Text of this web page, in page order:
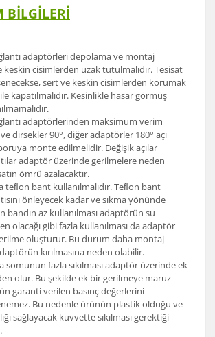
BİLGİLERİ
adaptörleri depolama ve montaj
keskin cisimlerden uzak tutulmalıdır. Tesisat
sert ve keskin cisimlerden korumak
kapatılmalıdır. Kesinlikle hasar görmüş
adaptörlerinden maksimum verim
dirsekler 90°, diğer adaptörler 180° açı
monte edilmelidir. Değişik açılar
adaptör üzerinde gerilmelere neden
ömrü azalacaktır.
teﬂon bant kullanılmalıdır. Teﬂon bant
önleyecek kadar ve sıkma yönünde
bandın az kullanılması adaptörün su
olacağı gibi fazla kullanılması da adaptör
oluşturur. Bu durum daha montaj
kırılmasına neden olabilir.
somunun fazla sıkılması adaptör üzerinde ek
olur. Bu şekilde ek bir gerilmeye maruz
garanti verilen basınç değerlerini
Bu nedenle ürünün plastik olduğu ve
sağlayacak kuvvette sıkılması gerektiği